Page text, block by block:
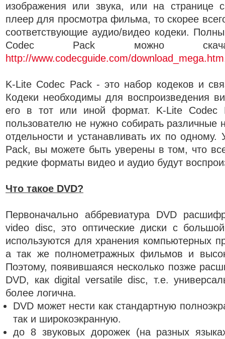
изображения или звука, или на странице
плеер для просмотра фильма, то скорее
соответствующие аудио/видео кодеки.
Codec Pack можно
http://www.codecguide.com/download_mega.htm
K-Lite Codec Pack - это набор кодеков и
Кодеки необходимы для воспроизведения
его в тот или иной формат. K-Lite Codec
пользователю не нужно собирать различные
отдельности и устанавливать их по одному.
Pack, вы можете быть уверены в том, что
редкие форматы видео и аудио будут
Что такое DVD?
Первоначально аббревиатура DVD
video disc, это оптические диски с
используются для хранения компьютерных
а так же полнометражных фильмов и
Поэтому, появившаяся несколько позже
DVD, как digital versatile disc, т.е.
более логична.
DVD может нести как стандартную
так и широкоэкранную.
до 8 звуковых дорожек (на разных